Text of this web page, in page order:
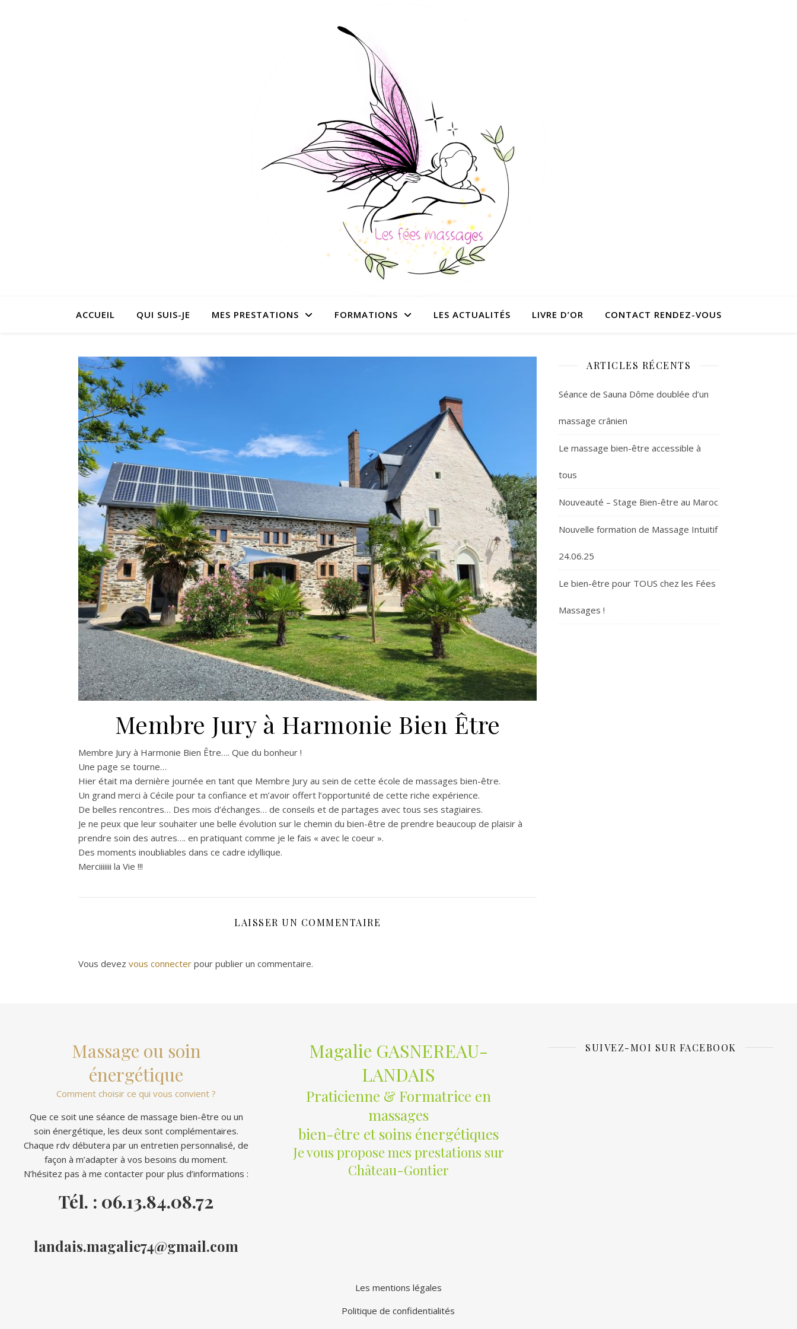
ACCUEIL QUI SUIS-JE MES PRESTATIONS FORMATIONS LES ACTUALITÉS LIVRE D’OR CONTACT RENDEZ-VOUS
Membre Jury à Harmonie Bien Être
Membre Jury à Harmonie Bien Être…. Que du bonheur !
Une page se tourne…
Hier était ma dernière journée en tant que Membre Jury au sein de cette école de massages bien-être.
Un grand merci à Cécile pour ta confiance et m’avoir offert l’opportunité de cette riche expérience.
De belles rencontres… Des mois d’échanges… de conseils et de partages avec tous ses stagiaires.
Je ne peux que leur souhaiter une belle évolution sur le chemin du bien-être de prendre beaucoup de plaisir à
prendre soin des autres…. en pratiquant comme je le fais « avec le coeur ».
Des moments inoubliables dans ce cadre idyllique.
Merciiiiiii la Vie !!!
LAISSER UN COMMENTAIRE
Vous devez vous connecter pour publier un commentaire.
ARTICLES RÉCENTS
Séance de Sauna Dôme doublée d’un
massage crânien
Le massage bien-être accessible à
tous
Nouveauté – Stage Bien-être au Maroc
Nouvelle formation de Massage Intuitif
24.06.25
Le bien-être pour TOUS chez les Fées
Massages !
Massage ou soin
énergétique
Comment choisir ce qui vous convient ?
Que ce soit une séance de massage bien-être ou un
soin énergétique, les deux sont complémentaires.
Chaque rdv débutera par un entretien personnalisé, de
façon à m’adapter à vos besoins du moment.
N’hésitez pas à me contacter pour plus d’informations :
Tél. : 06.13.84.08.72
landais.magalie74@gmail.com
Magalie GASNEREAU-
LANDAIS
Praticienne & Formatrice en
massages
bien-être et soins énergétiques
Je vous propose mes prestations sur
Château-Gontier
Les mentions légales
Politique de confidentialités
SUIVEZ-MOI SUR FACEBOOK